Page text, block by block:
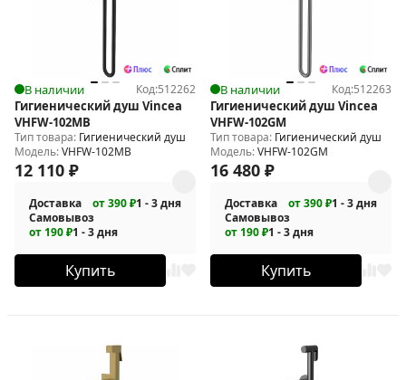
В наличии Код:512262
Гигиенический душ Vincea
VHFW-102MB
Тип товара: Гигиенический душ
Модель:VHFW-102MB
12 110 ₽
Доставка от 390 ₽1 - 3 дня
Самовывоз
от 190 ₽1 - 3 дня
Купить
В наличии Код:512263
Гигиенический душ Vincea
VHFW-102GM
Тип товара: Гигиенический душ
Модель:VHFW-102GM
16 480 ₽
Доставка от 390 ₽1 - 3 дня
Самовывоз
от 190 ₽1 - 3 дня
Купить